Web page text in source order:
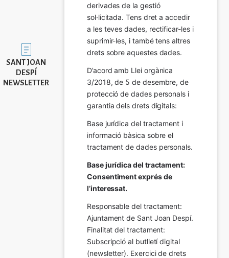
Imatge
SANT JOAN
DESPÍ
NEWSLETTER
derivades de la gestió
sol·licitada. Tens dret a accedir
a les teves dades, rectificar-les i
suprimir-les, i també tens altres
drets sobre aquestes dades.
D’acord amb Llei orgànica
3/2018, de 5 de desembre, de
protecció de dades personals i
garantia dels drets digitals:
Base jurídica del tractament i
informació bàsica sobre el
tractament de dades personals.
Base jurídica del tractament:
Consentiment exprés de
l’interessat.
Responsable del tractament:
Ajuntament de Sant Joan Despí.
Finalitat del tractament:
Subscripció al butlletí digital
(newsletter). Exercici de drets